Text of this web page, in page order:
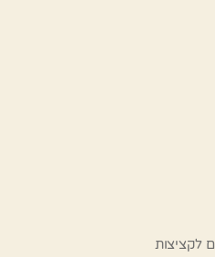
לקציצות